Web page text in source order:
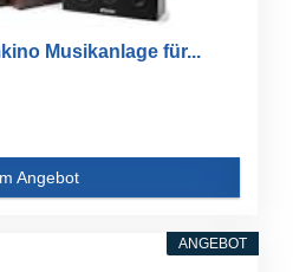
Musikanlage für...
Angebot
ANGEBOT